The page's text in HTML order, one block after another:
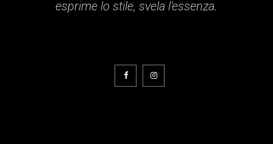
esprime lo stile, svela l'essenza.